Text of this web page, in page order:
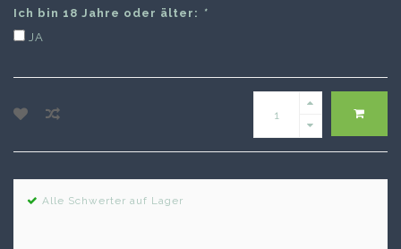
Ich bin 18 Jahre oder älter: *
JA
Alle Schwerter auf Lager